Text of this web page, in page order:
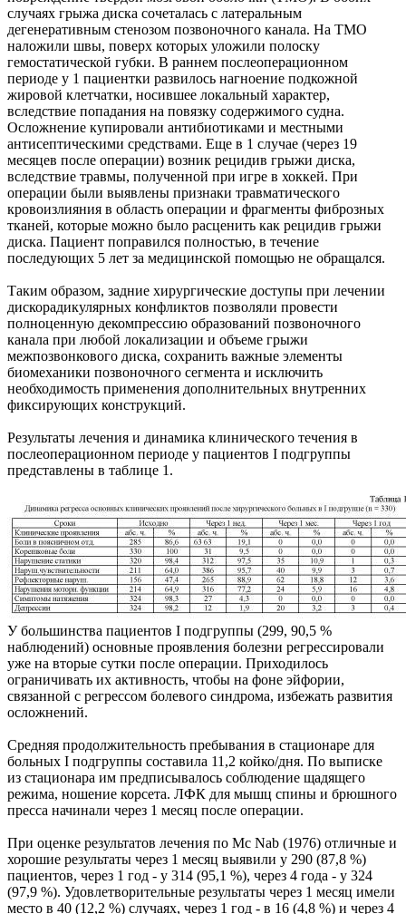
случаях грыжа диска сочеталась с латеральным
дегенеративным стенозом позвоночного канала. На ТМО
наложили швы, поверх которых уложили полоску
гемостатической губки. В раннем послеоперационном
периоде у 1 пациентки развилось нагноение подкожной
жировой клетчатки, носившее локальный характер,
вследствие попадания на повязку содержимого судна.
Осложнение купировали антибиотиками и местными
антисептическими средствами. Еще в 1 случае (через 19
месяцев после операции) возник рецидив грыжи диска,
вследствие травмы, полученной при игре в хоккей. При
операции были выявлены признаки травматического
кровоизлияния в область операции и фрагменты фиброзных
тканей, которые можно было расценить как рецидив грыжи
диска. Пациент поправился полностью, в течение
последующих 5 лет за медицинской помощью не обращался.
Таким образом, задние хирургические доступы при лечении
дискорадикулярных конфликтов позволяли провести
полноценную декомпрессию образований позвоночного
канала при любой локализации и объеме грыжи
межпозвонкового диска, сохранить важные элементы
биомеханики позвоночного сегмента и исключить
необходимость применения дополнительных внутренних
фиксирующих конструкций.
Результаты лечения и динамика клинического течения в
послеоперационном периоде у пациентов I подгруппы
представлены в таблице 1.
У большинства пациентов I подгруппы (299, 90,5 %
наблюдений) основные проявления болезни регрессировали
уже на вторые сутки после операции. Приходилось
ограничивать их активность, чтобы на фоне эйфории,
связанной с регрессом болевого синдрома, избежать развития
осложнений.
Средняя продолжительность пребывания в стационаре для
больных I подгруппы составила 11,2 койко/дня. По выписке
из стационара им предписывалось соблюдение щадящего
режима, ношение корсета. ЛФК для мышц спины и брюшного
пресса начинали через 1 месяц после операции.
При оценке результатов лечения по Mc Nab (1976) отличные и
хорошие результаты через 1 месяц выявили у 290 (87,8 %)
пациентов, через 1 год - у 314 (95,1 %), через 4 года - у 324
(97,9 %). Удовлетворительные результаты через 1 месяц имели
место в 40 (12,2 %) случаях, через 1 год - в 16 (4,8 %) и через 4